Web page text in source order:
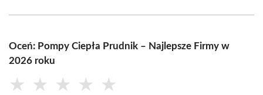
Oceń: Pompy Ciepła Prudnik – Najlepsze Firmy w
2026 roku
★ ★ ★ ★ ★